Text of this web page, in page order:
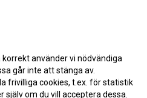
använder vi nödvändiga
går inte att stänga av.
frivilliga cookies, t.ex. för statistik
själv om du vill acceptera dessa.